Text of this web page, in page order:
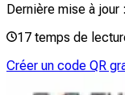
Dernière mise à jour :
17 temps de
Créer un code QR